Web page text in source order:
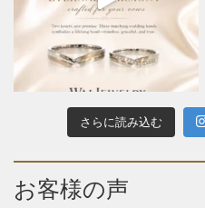
さらに読み込む
お客様の声